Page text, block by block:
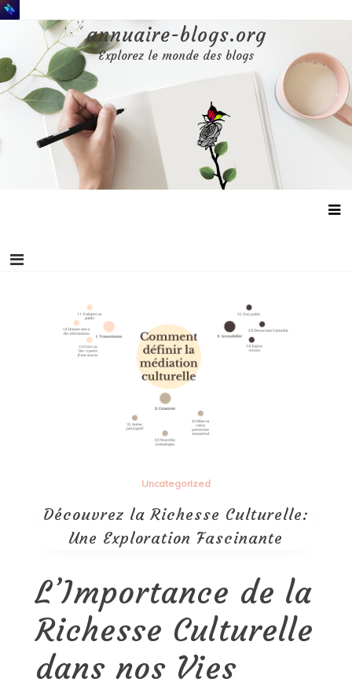
Aller
au
annuaire-blogs.org
Explorez le monde des blogs
Uncategorized
Découvrez la Richesse Culturelle:
Une Exploration Fascinante
L’Importance de la
Richesse Culturelle
dans nos Vies